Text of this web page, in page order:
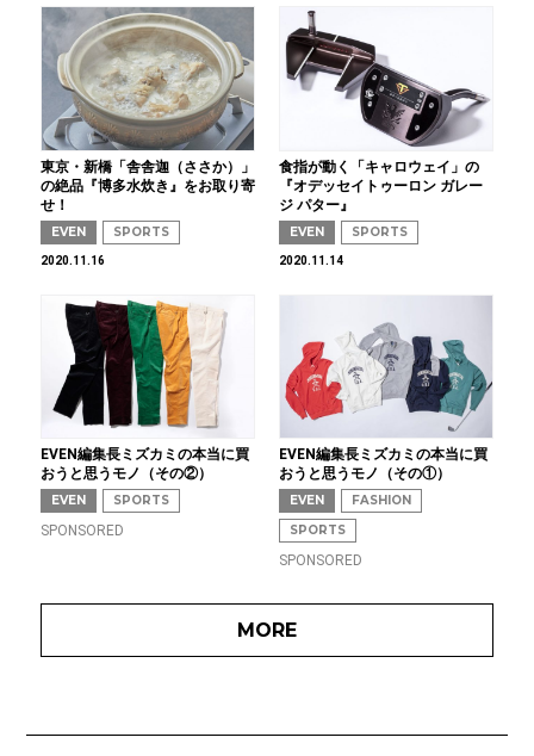
東京・新橋「舎舎迦（ささか）」
の絶品『博多水炊き』をお取り寄
せ！
EVEN SPORTS
2020.11.16
食指が動く「キャロウェイ」の
『オデッセイトゥーロン ガレー
ジ パター』
EVEN SPORTS
2020.11.14
EVEN編集長ミズカミの本当に買
おうと思うモノ（その②）
EVEN SPORTS
SPONSORED
EVEN編集長ミズカミの本当に買
おうと思うモノ（その①）
EVEN
FASHION
SPORTS
SPONSORED
MORE